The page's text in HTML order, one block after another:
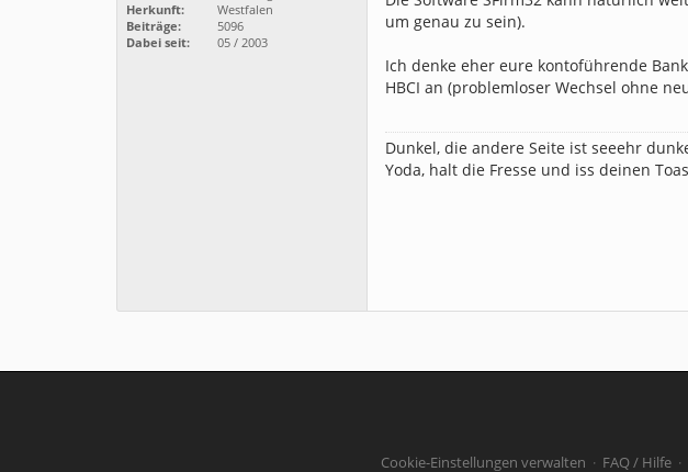
Herkunft:
Westfalen
Beiträge:
5096
Dabei seit:
05 / 2003
um genau zu sein).
Ich denke eher eure kontoführende
HBCI an (problemloser Wechsel ohne
Dunkel, die andere Seite ist seeehr
Yoda, halt die Fresse und iss deinen
Cookie-Einstellungen verwalten · FAQ / Hilfe ·